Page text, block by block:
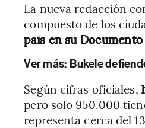
La nueva redacción
compuesto de los
país en su
Ver más: Bukele
Según cifras oficiales,
pero solo 950.000
representa cerca del